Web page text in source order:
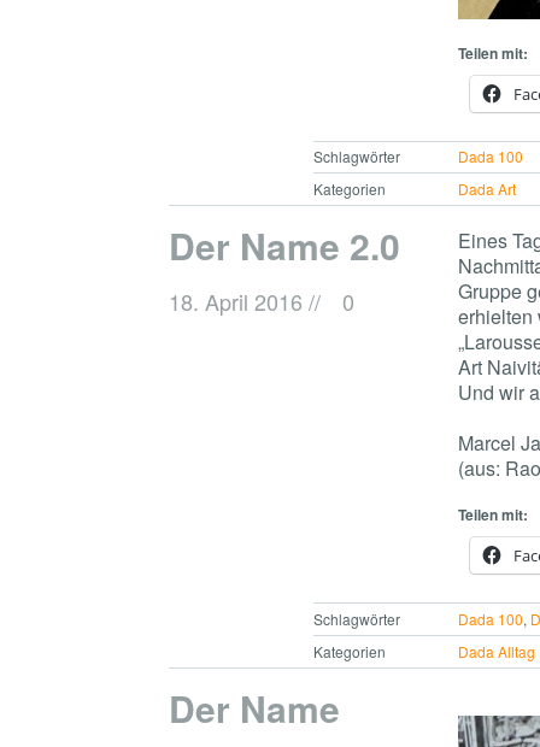
Teilen mit:
Schlagwörter
Dada 100
Kategorien
Dada Art
Der Name 2.0
18. April 2016 // 0
Eines
Gruppe
erhielten
Art
Und wir
Marcel
(aus:
Teilen mit:
Schlagwörter Dada 100,
Kategorien
Dada Alltag
Der Name